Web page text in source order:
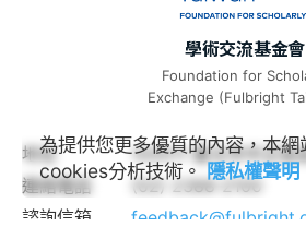
學術交流基金會
Foundation for
Exchange (Fulbright
地址
100011 臺北市中正
連絡電話
(02) 2388-2100
諮詢信箱
為提供您更多優質的內容，本網
cookies分析技術。隱私權聲明